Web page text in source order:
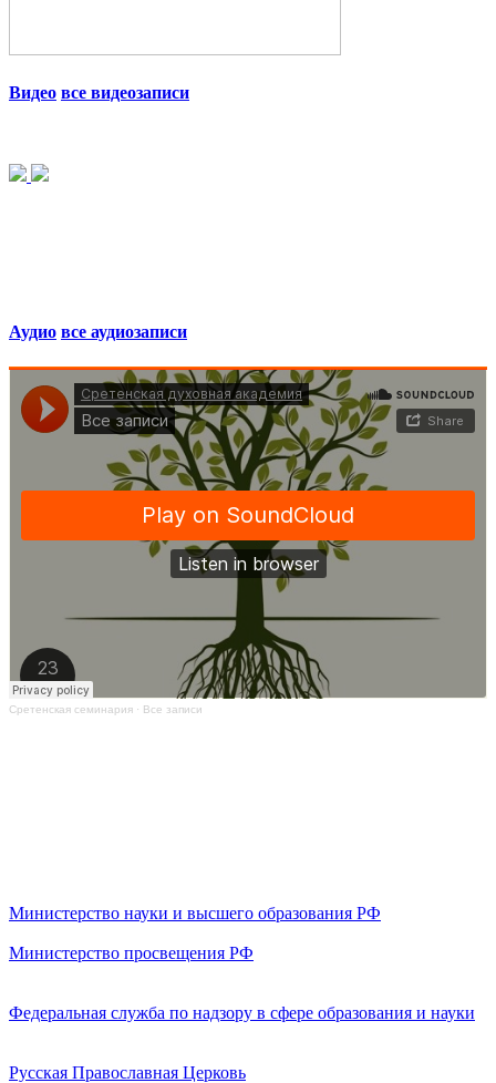
Видео все видеозаписи
Аудио все аудиозаписи
Сретенская семинария · Все записи
Министерство науки и высшего образования РФ
Министерство просвещения РФ
Федеральная служба по надзору в сфере образования и науки
Русская Православная Церковь